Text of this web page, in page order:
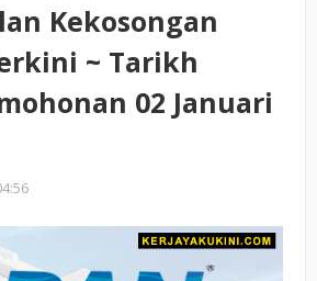
Kekosongan
~ Tarikh
02 Januari